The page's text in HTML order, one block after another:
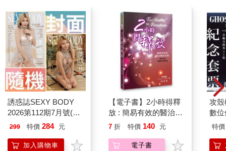
他輕輕地笑了，他的笑容讓我想起小嬰兒被呵癢時的表情。
我覺得他因為會駕駛飛機所以不把我放在眼裏。我有點不高興，
可是他那麼親切，讓人覺得很愉快，我沒有辦法認真對他生氣。
「我的年紀比你想像的要大很多。」他笑得很開心。
他從腰帶上解下一個長得像隨身聽的儀器，那大概是個計算機
吧。他啟動開關，機器螢幕上出現了一些詭異的發亮符號。他按
了幾個按鈕，看看螢幕上的數字大聲笑著說：「不行，不行。要
誘惑誌SEXY BODY
2026第112期7月號(兩
款封面-不挑款隨機出
299 特價 284 元
加入購物車
【電子書】2小時得釋
放 : 簡易有效的醫治釋
放手冊
7 折 特價 140 元
電子書
攻殼
數
特價